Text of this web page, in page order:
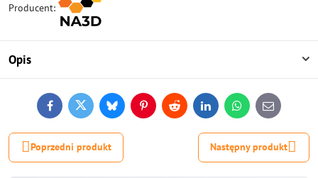
Producent:
Opis
FacebookTwitterBlueskyPinterestReddit LinkedInWhatsApp
E-
mail
Poprzedni produkt Następny produkt